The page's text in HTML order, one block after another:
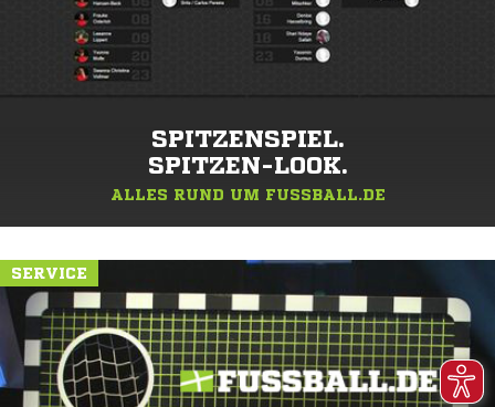
SPITZENSPIEL.
SPITZEN-LOOK.
ALLES RUND UM FUSSBALL.DE
SERVICE